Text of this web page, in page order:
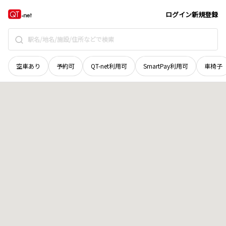
ログイン新規登録
空車あり 予約可 QT-net利用可 SmartPay利用可 車椅子
栃木県